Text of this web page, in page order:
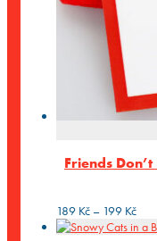
Friends
189 Kč – 199 Kč
cen: